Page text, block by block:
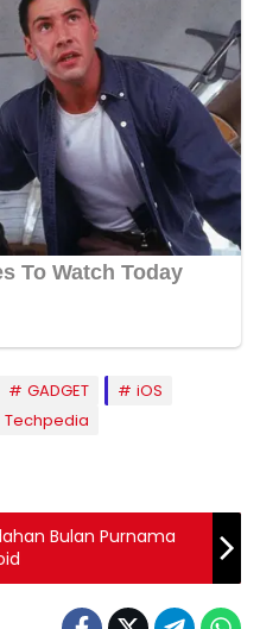
GADGET
iOS
Techpedia
Bulan Purnama